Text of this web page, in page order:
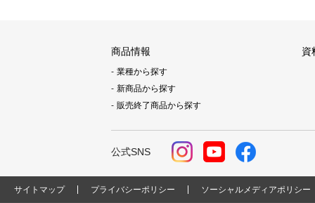
商品情報
業種から探す
新商品から探す
販売終了商品から探す
資
公式SNS
サイトマップ プライバシーポリシー ソーシャルメディアポリシー